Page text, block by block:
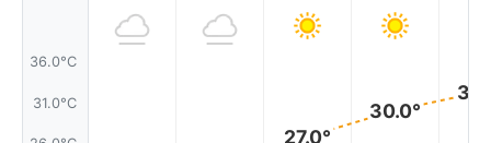
36.0°C
31.0°C
27.0°
30.0°